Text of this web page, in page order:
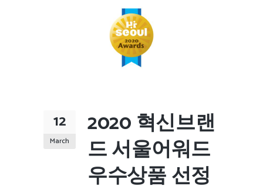
12
March
2020 혁신브랜
드 서울어워드
우수상품 선정